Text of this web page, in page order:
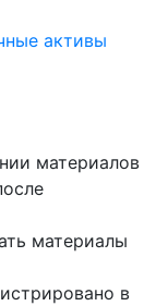
активы
материалов
материалы
в